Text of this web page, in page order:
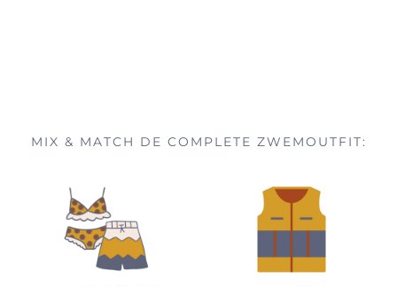
MIX & MATCH DE COMPLETE ZWEMOUTFIT: